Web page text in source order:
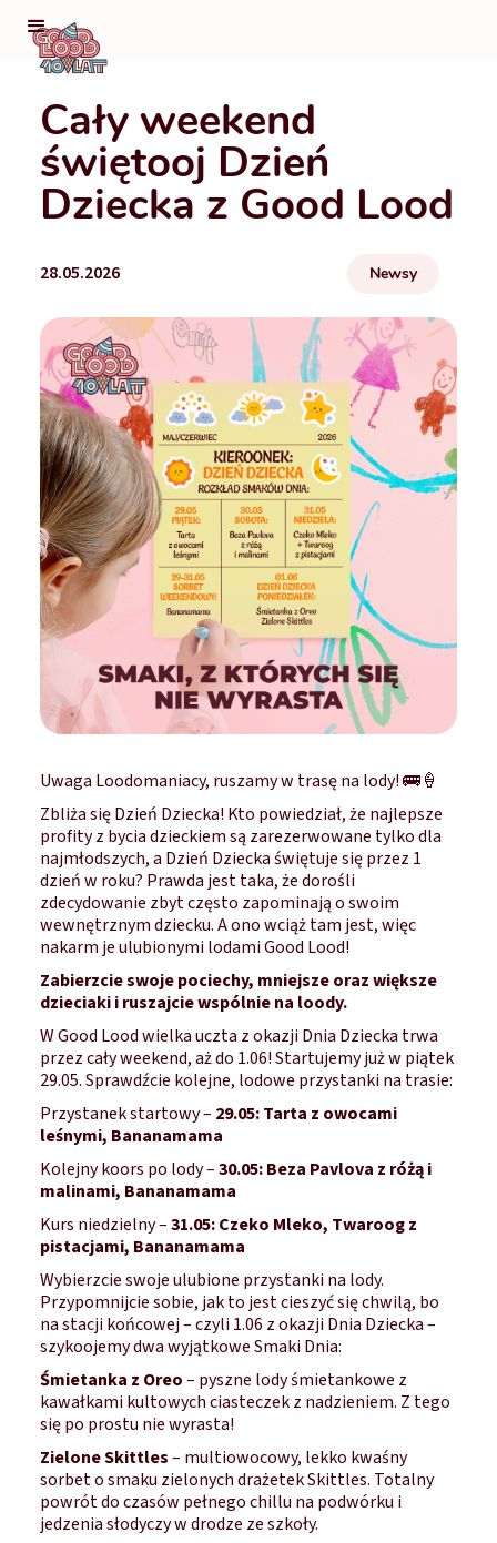
Cały weekend
świętooj Dzień
Dziecka z Good Lood
28.05.2026 Newsy
Uwaga Loodomaniacy, ruszamy w trasę na lody! 🚌🍦
Zbliża się Dzień Dziecka! Kto powiedział, że najlepsze
profity z bycia dzieckiem są zarezerwowane tylko dla
najmłodszych, a Dzień Dziecka świętuje się przez 1
dzień w roku? Prawda jest taka, że dorośli
zdecydowanie zbyt często zapominają o swoim
wewnętrznym dziecku. A ono wciąż tam jest, więc
nakarm je ulubionymi lodami Good Lood!
Zabierzcie swoje pociechy, mniejsze oraz większe
dzieciaki i ruszajcie wspólnie na loody.
W Good Lood wielka uczta z okazji Dnia Dziecka trwa
przez cały weekend, aż do 1.06! Startujemy już w piątek
29.05. Sprawdźcie kolejne, lodowe przystanki na trasie:
Przystanek startowy – 29.05: Tarta z owocami
leśnymi, Bananamama
Kolejny koors po lody –30.05: Beza Pavlova z różą i
malinami, Bananamama
Kurs niedzielny –31.05: Czeko Mleko, Twaroog z
pistacjami, Bananamama
Wybierzcie swoje ulubione przystanki na lody.
Przypomnijcie sobie, jak to jest cieszyć się chwilą, bo
na stacji końcowej – czyli 1.06 z okazji Dnia Dziecka –
szykoojemy dwa wyjątkowe Smaki Dnia:
Śmietanka z Oreo– pyszne lody śmietankowe z
kawałkami kultowych ciasteczek z nadzieniem. Z tego
się po prostu nie wyrasta!
Zielone Skittles– multiowocowy, lekko kwaśny
sorbet o smaku zielonych drażetek Skittles. Totalny
powrót do czasów pełnego chillu na podwórku i
jedzenia słodyczy w drodze ze szkoły.